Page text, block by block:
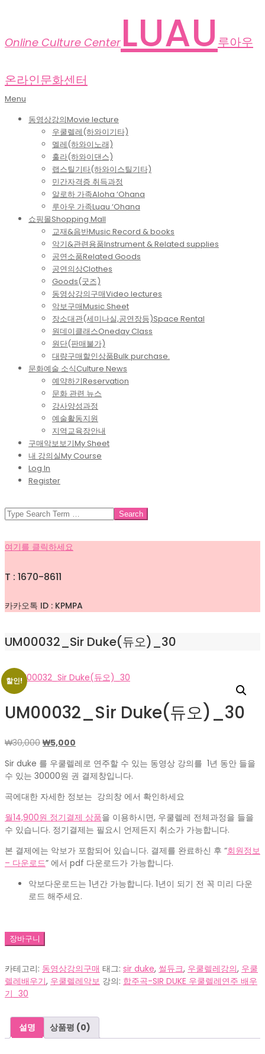
Online Culture Center LUAU 루아우
온라인문화센터
Primary
Menu
Menu
동영상강의Movie lecture
우쿨렐레(하와이기타)
멜레(하와이노래)
훌라(하와이댄스)
랩스틸기타(하와이스틸기타)
민간자격증 취득과정
알로하 가족Aloha ‘Ohana
루아우 가족Luau ‘Ohana
쇼핑몰Shopping Mall
교재&음반Music Record & books
악기&관련용품Instrument & Related supplies
공연소품Related Goods
공연의상Clothes
Goods(굿즈)
동영상강의구매Video lectures
악보구매Music Sheet
장소대관(세미나실,공연장등)Space Rental
원데이클래스Oneday Class
원단(판매불가)
대량구매할인상품Bulk purchase.
문화예술 소식Culture News
예약하기Reservation
문화 관련 뉴스
강사양성과정
예술활동지원
지역교육장안내
구매악보보기My Sheet
내 강의실My Course
Log In
Register
SEARCH
여기를 클릭하세요
T : 1670-8611
카카오톡 ID : KPMPA
UM00032_Sir Duke(듀오)_30
할인!
UM00032_Sir Duke(듀오)_30
₩30,000 원
가
격:
₩30,000.
₩5,000
가
격:
₩5,000.
Sir duke 를 우쿨렐레로 연주할 수 있는 동영상 강의를 1년 동안 들을
수 있는 30000원 권 결제창입니다.
곡에대한 자세한 정보는 강의창 에서 확인하세요
월14,900원 정기결제 상품을 이용하시면, 우쿨렐레 전체과정을 들을
수 있습니다. 정기결제는 필요시 언제든지 취소가 가능합니다.
본 결제에는 악보가 포함되어 있습니다. 결제를 완료하신 후 “회원정보
– 다운로드” 에서 pdf 다운로드가 가능합니다.
악보다운로드는 1년간 가능합니다. 1년이 되기 전 꼭 미리 다운
로드 해주세요.
UM00032_Sir
Duke(듀
오)_30
수
량
장바구니
카테고리: 동영상강의구매 태그: sir duke, 썰듀크, 우쿨렐레강의, 우쿨
렐레배우기, 우쿨렐레악보 강의: 합주곡-SIR DUKE 우쿨렐레연주 배우
기_30
설명 상품평 (0)